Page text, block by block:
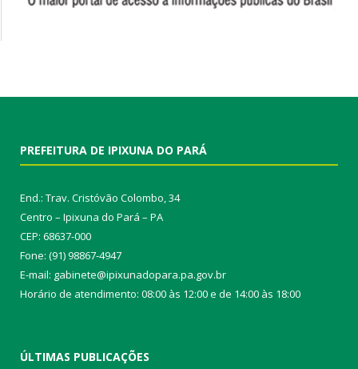
PREFEITURA DE IPIXUNA DO PARÁ
End.: Trav. Cristóvão Colombo, 34
Centro – Ipixuna do Pará – PA
CEP: 68637-000
Fone: (91) 98867-4947
E-mail: gabinete@ipixunadopara.pa.gov.br
Horário de atendimento: 08:00 às 12:00 e de 14:00 às 18:00
ÚLTIMAS PUBLICAÇÕES